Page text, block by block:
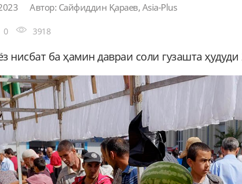
Автор: Сайфиддин Қараев, Asia-Plus
0 3918
нисбат ба ҳамин давраи соли гузашта ҳудуди